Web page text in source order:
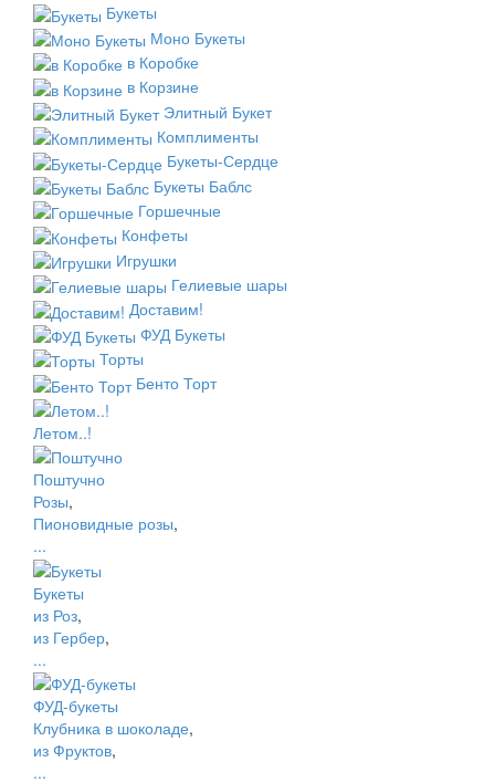
Букеты
Моно Букеты
в Коробке
в Корзине
Элитный Букет
Комплименты
Букеты-Сердце
Букеты Баблс
Горшечные
Конфеты
Игрушки
Гелиевые шары
Доставим!
ФУД Букеты
Торты
Бенто Торт
Летом..!
Поштучно
Розы,
Пионовидные розы,
...
Букеты
из Роз,
из Гербер,
...
ФУД-букеты
Клубника в шоколаде,
из Фруктов,
...